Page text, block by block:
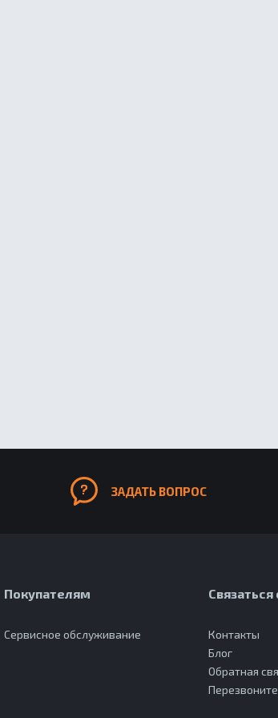
ЗАДАТЬ ВОПРОС
Покупателям
Сервисное обслуживание
Связаться
Контакты
Блог
Обратная